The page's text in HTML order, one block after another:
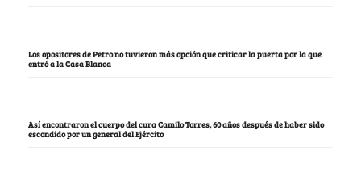
Los opositores de Petro no tuvieron más opción que criticar la puerta por la que
entró a la Casa Blanca
Así encontraron el cuerpo del cura Camilo Torres, 60 años después de haber sido
escondido por un general del Ejército